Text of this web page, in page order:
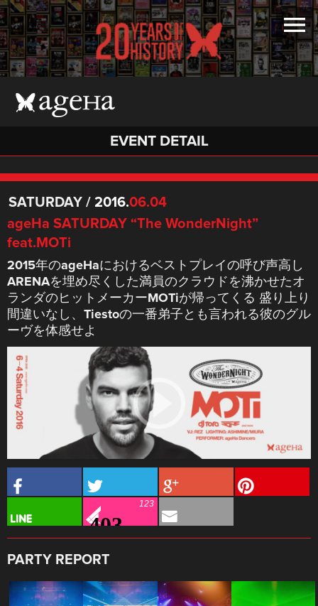
EVENT DETAIL
SATURDAY / 2016.06.04
ageHa SATURDAY “The WonderNight”
feat.MOTi
2015年のageHaにおけるベストプレイの呼び声高し
ARENAを埋め尽くした満員のクラウドを沸かせたオ
ランダのヒットメーカーMOTiが帰ってくる 盛り上り
間違いなし、Tiestoの一番弟子とも言われる彼のグル
ーヴを体感せよ
123
PARTY REPORT